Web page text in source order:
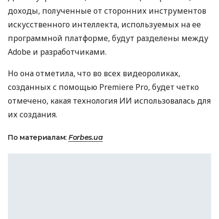
доходы, полученные от сторонних инструментов
искусственного интеллекта, используемых на ее
программной платформе, будут разделены между
Adobe и разработчиками.
Но она отметила, что во всех видеороликах,
созданных с помощью Premiere Pro, будет четко
отмечено, какая технология ИИ использовалась для
их создания.
По материалам: Forbes.ua